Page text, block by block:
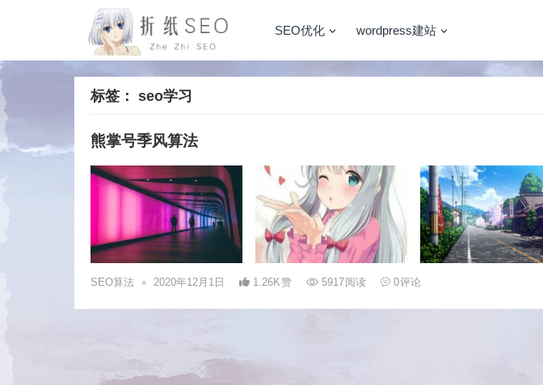
SEO优化 wordpress建站
标签： seo学习
熊掌号季风算法
SEO算法 • 2020年12月1日 1.26K赞 5917阅读 0评论